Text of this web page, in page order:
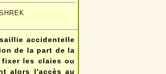
accidentelle
de la part de la
les claies ou
alors l'accès au